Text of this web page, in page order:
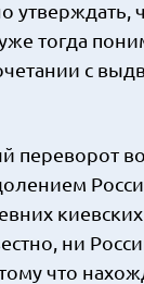
тогда
с
ни
что